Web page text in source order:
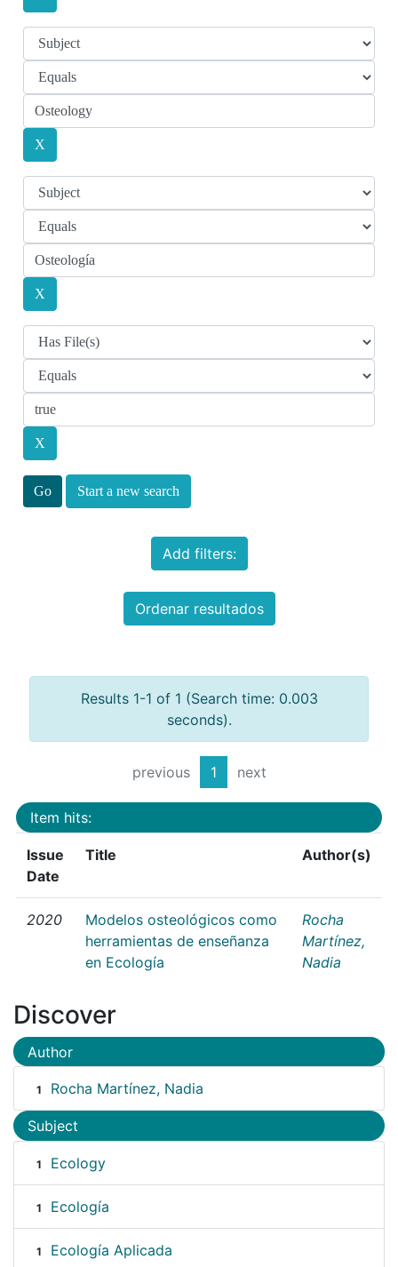
Start a new search
Add filters:
Ordenar resultados
Results 1-1 of 1 (Search time: 0.003
seconds).
previous 1 next
Item hits:
Issue
Date
Title Author(s)
2020
Modelos osteológicos como
herramientas de enseñanza
en Ecología
Rocha
Martínez,
Nadia
Discover
Author
1 Rocha Martínez, Nadia
Subject
1 Ecology
1 Ecología
1 Ecología Aplicada